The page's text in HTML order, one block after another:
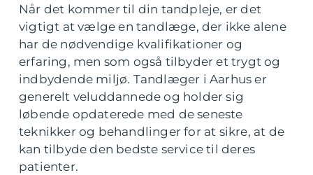
Når det kommer til din tandpleje, er det
vigtigt at vælge en tandlæge, der ikke alene
har de nødvendige kvalifikationer og
erfaring, men som også tilbyder et trygt og
indbydende miljø. Tandlæger i Aarhus er
generelt veluddannede og holder sig
løbende opdaterede med de seneste
teknikker og behandlinger for at sikre, at de
kan tilbyde den bedste service til deres
patienter.